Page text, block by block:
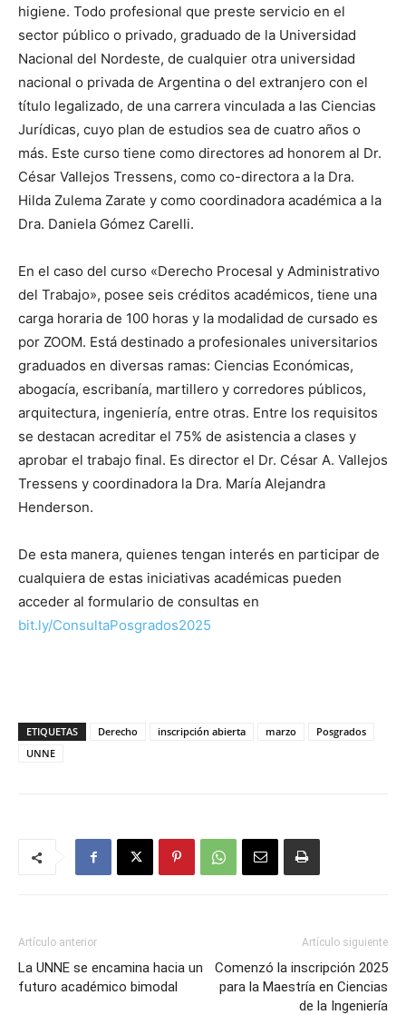
higiene. Todo profesional que preste servicio en el
sector público o privado, graduado de la Universidad
Nacional del Nordeste, de cualquier otra universidad
nacional o privada de Argentina o del extranjero con el
título legalizado, de una carrera vinculada a las Ciencias
Jurídicas, cuyo plan de estudios sea de cuatro años o
más. Este curso tiene como directores ad honorem al Dr.
César Vallejos Tressens, como co-directora a la Dra.
Hilda Zulema Zarate y como coordinadora académica a la
Dra. Daniela Gómez Carelli.
En el caso del curso «Derecho Procesal y Administrativo
del Trabajo», posee seis créditos académicos, tiene una
carga horaria de 100 horas y la modalidad de cursado es
por ZOOM. Está destinado a profesionales universitarios
graduados en diversas ramas: Ciencias Económicas,
abogacía, escribanía, martillero y corredores públicos,
arquitectura, ingeniería, entre otras. Entre los requisitos
se destacan acreditar el 75% de asistencia a clases y
aprobar el trabajo final. Es director el Dr. César A. Vallejos
Tressens y coordinadora la Dra. María Alejandra
Henderson.
De esta manera, quienes tengan interés en participar de
cualquiera de estas iniciativas académicas pueden
acceder al formulario de consultas en
bit.ly/ConsultaPosgrados2025
ETIQUETAS Derecho inscripción abierta marzo
Posgrados
UNNE
Artículo anterior
La UNNE se encamina hacia un
futuro académico bimodal
Artículo siguiente
Comenzó la inscripción 2025
para la Maestría en Ciencias
de la Ingeniería